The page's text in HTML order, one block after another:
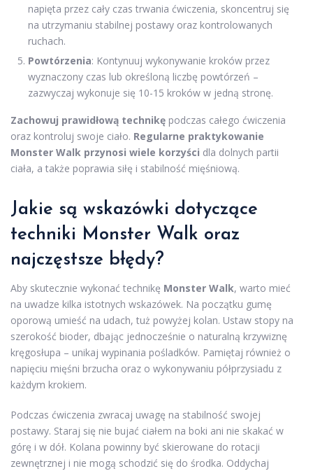
napięta przez cały czas trwania ćwiczenia, skoncentruj się
na utrzymaniu stabilnej postawy oraz kontrolowanych
ruchach.
Powtórzenia: Kontynuuj wykonywanie kroków przez
wyznaczony czas lub określoną liczbę powtórzeń –
zazwyczaj wykonuje się 10-15 kroków w jedną stronę.
Zachowuj prawidłową technikę podczas całego ćwiczenia
oraz kontroluj swoje ciało. Regularne praktykowanie
Monster Walk przynosi wiele korzyści dla dolnych partii
ciała, a także poprawia siłę i stabilność mięśniową.
Jakie są wskazówki dotyczące
techniki Monster Walk oraz
najczęstsze błędy?
Aby skutecznie wykonać technikę Monster Walk, warto mieć
na uwadze kilka istotnych wskazówek. Na początku gumę
oporową umieść na udach, tuż powyżej kolan. Ustaw stopy na
szerokość bioder, dbając jednocześnie o naturalną krzywiznę
kręgosłupa – unikaj wypinania pośladków. Pamiętaj również o
napięciu mięśni brzucha oraz o wykonywaniu półprzysiadu z
każdym krokiem.
Podczas ćwiczenia zwracaj uwagę na stabilność swojej
postawy. Staraj się nie bujać ciałem na boki ani nie skakać w
górę i w dół. Kolana powinny być skierowane do rotacji
zewnętrznej i nie mogą schodzić się do środka. Oddychaj